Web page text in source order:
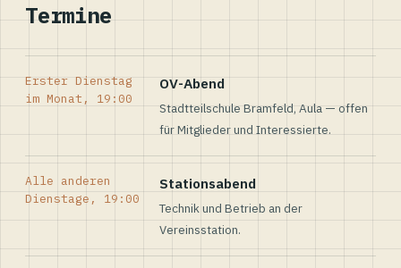
Termine
Erster Dienstag
im Monat, 19:00
OV-Abend
Stadtteilschule Bramfeld, Aula — offen
für Mitglieder und Interessierte.
Alle anderen
Dienstage, 19:00
Stationsabend
Technik und Betrieb an der
Vereinsstation.